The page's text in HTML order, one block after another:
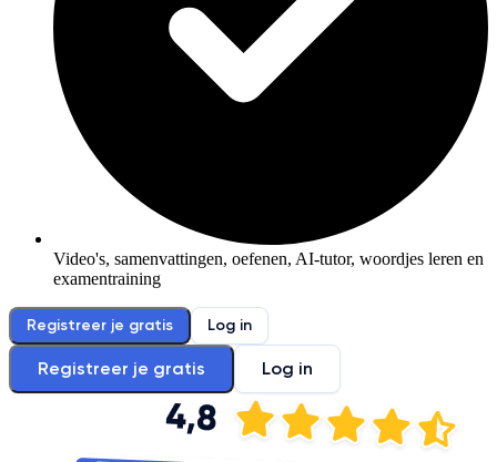
Video's, samenvattingen, oefenen, AI-tutor, woordjes leren en
examentraining
Registreer je gratis Log in
Registreer je gratis Log in